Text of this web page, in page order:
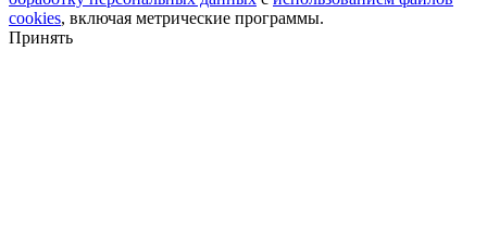
cookies, включая метрические программы.
Принять